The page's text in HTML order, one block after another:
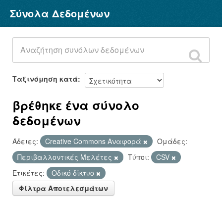
Σύνολα Δεδομένων
Φορείς
Ομάδες
Σχετικά
Σύνολα Δεδομένων
Ταξινόμηση κατά
βρέθηκε ένα σύνολο
δεδομένων
Άδειες: Creative Commons Αναφορά
Ομάδες:
Περιβαλλοντικές Μελέτες
Τύποι:
CSV
Ετικέτες:
Οδικό δίκτυο
Φίλτρα Αποτελεσμάτων